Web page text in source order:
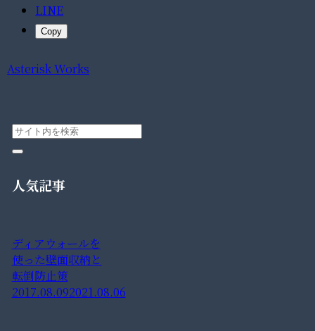
LINE
Copy
Asterisk Works
人気記事
ディアウォールを
使った壁面収納と
転倒防止策
2017.08.092021.08.06